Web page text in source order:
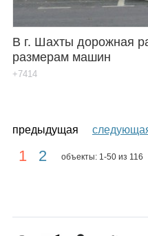
В г. Шахты дорожная
размерам машин
+7414
предыдущая
1 2 объекты: 1-50 из 116